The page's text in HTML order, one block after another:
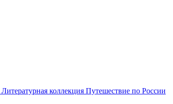
Литературная коллекция Путешествие по России